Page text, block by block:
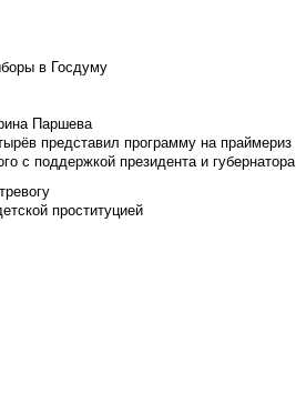
в Госдуму
Паршева
представил программу на праймериз
с поддержкой президента и губернатора
проституцией